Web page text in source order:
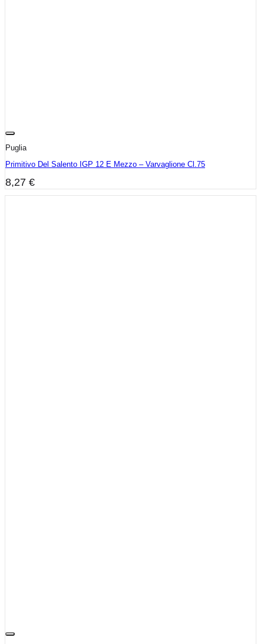
Puglia
Primitivo Del Salento IGP 12 E Mezzo – Varvaglione Cl.75
8,27 €